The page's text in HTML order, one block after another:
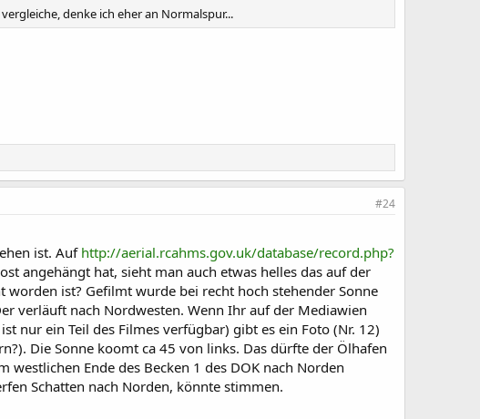
denke ich eher an Normalspur...
#24
ist. Auf http://aerial.rcahms.gov.uk/database/record.php?
angehängt hat, sieht man auch etwas helles das auf der
ist? Gefilmt wurde bei recht hoch stehender Sonne
verläuft nach Nordwesten. Wenn Ihr auf der Mediawien
nur ein Teil des Filmes verfügbar) gibt es ein Foto (Nr. 12)
Die Sonne koomt ca 45 von links. Das dürfte der Ölhafen
Ende des Becken 1 des DOK nach Norden
Schatten nach Norden, könnte stimmen.